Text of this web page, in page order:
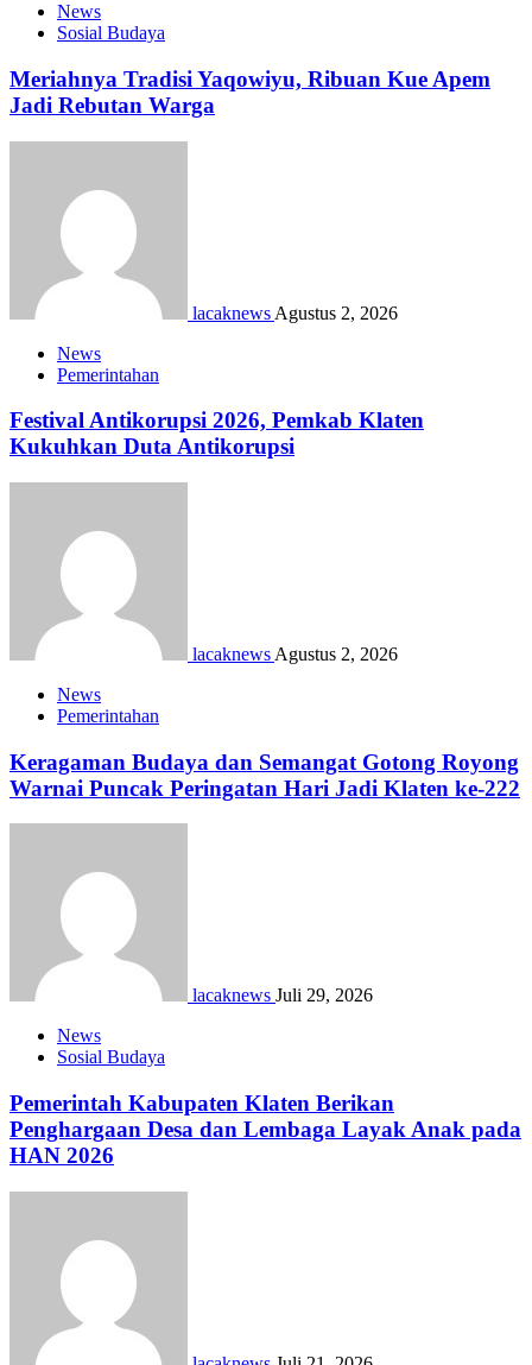
News
Sosial Budaya
Meriahnya Tradisi Yaqowiyu, Ribuan Kue Apem
Jadi Rebutan Warga
lacaknews Agustus 2, 2026
News
Pemerintahan
Festival Antikorupsi 2026, Pemkab Klaten
Kukuhkan Duta Antikorupsi
lacaknews Agustus 2, 2026
News
Pemerintahan
Keragaman Budaya dan Semangat Gotong Royong
Warnai Puncak Peringatan Hari Jadi Klaten ke-222
lacaknews Juli 29, 2026
News
Sosial Budaya
Pemerintah Kabupaten Klaten Berikan
Penghargaan Desa dan Lembaga Layak Anak pada
HAN 2026